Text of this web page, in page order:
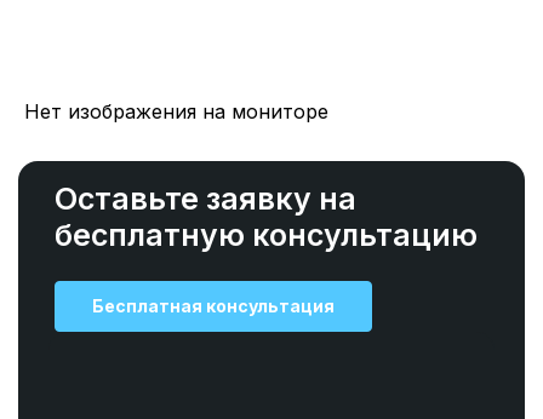
Нет изображения на мониторе
Оставьте заявку на
бесплатную консультацию
Бесплатная консультация